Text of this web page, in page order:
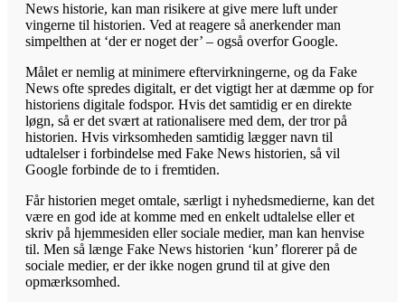
News historie, kan man risikere at give mere luft under
vingerne til historien. Ved at reagere så anerkender man
simpelthen at ‘der er noget der’ – også overfor Google.
Målet er nemlig at minimere eftervirkningerne, og da Fake
News ofte spredes digitalt, er det vigtigt her at dæmme op for
historiens digitale fodspor. Hvis det samtidig er en direkte
løgn, så er det svært at rationalisere med dem, der tror på
historien. Hvis virksomheden samtidig lægger navn til
udtalelser i forbindelse med Fake News historien, så vil
Google forbinde de to i fremtiden.
Får historien meget omtale, særligt i nyhedsmedierne, kan det
være en god ide at komme med en enkelt udtalelse eller et
skriv på hjemmesiden eller sociale medier, man kan henvise
til. Men så længe Fake News historien ‘kun’ florerer på de
sociale medier, er der ikke nogen grund til at give den
opmærksomhed.